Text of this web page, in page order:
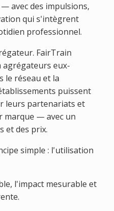
avec des impulsions,
qui s'intègrent
professionnel.
FairTrain
eux-
le réseau et la
puissent
leurs partenariats et
marque — avec un
et des prix.
simple : l'utilisation
l'impact mesurable et